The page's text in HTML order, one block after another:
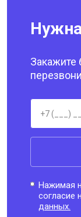
Закажите
Нажимая
согласие
данных.